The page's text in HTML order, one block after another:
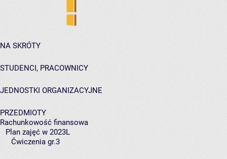
NA SKRÓTY
STUDENCI, PRACOWNICY
JEDNOSTKI ORGANIZACYJNE
PRZEDMIOTY
Rachunkowość finansowa
Plan zajęć w 2023L
Ćwiczenia gr.3